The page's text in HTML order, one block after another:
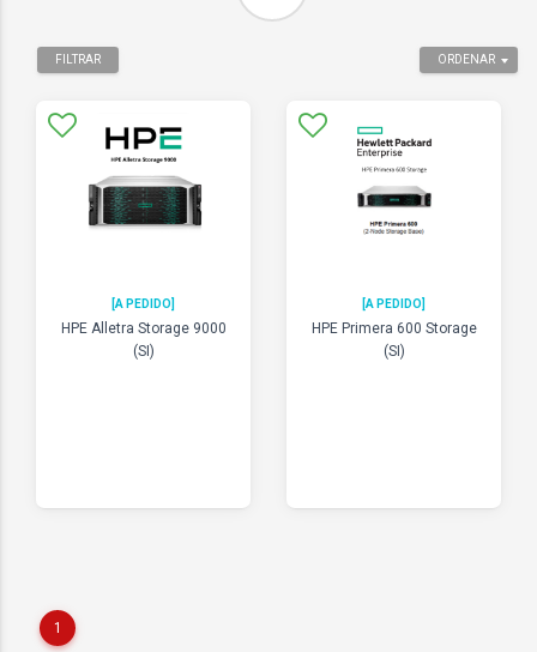
ORDENAR
FILTRAR
[A PEDIDO]
HPE Alletra Storage 9000
(SI)
[A PEDIDO]
HPE Primera 600 Storage
(SI)
1